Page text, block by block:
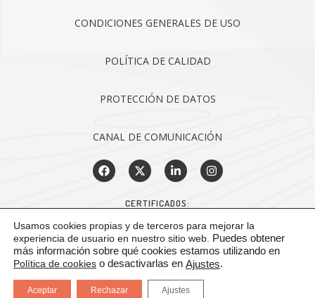
CONDICIONES GENERALES DE USO
POLÍTICA DE CALIDAD
PROTECCIÓN DE DATOS
CANAL DE COMUNICACIÓN
CERTIFICADOS:
Usamos cookies propias y de terceros para mejorar la
experiencia de usuario en nuestro sitio web.
Puedes obtener
más información sobre qué cookies estamos utilizando en
Política de cookies o desactivarlas en Ajustes.
Aceptar Rechazar Ajustes